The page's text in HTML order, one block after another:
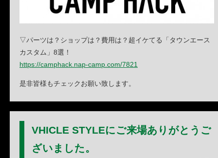
▽パーツは？ショップは？費用は？超イケてる「タウンエース
カスタム」8選！
https://camphack.nap-camp.com/7821
是非皆様もチェックお願い致します。
VHICLE STYLEにご来場ありがとうご
ざいました。